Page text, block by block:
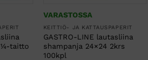
¼-taitto
VARASTOSSA
KEITTIÖ- JA KATTAUSPAPERIT
GASTRO-LINE lautasliina
shampanja 24×24 2krs
100kpl